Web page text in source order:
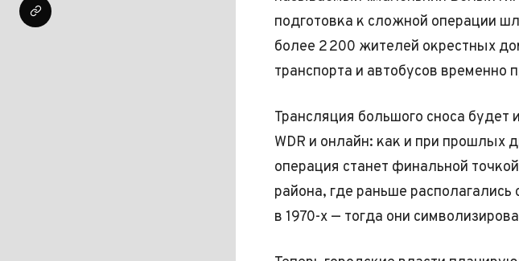
подготовка к сложной операции
более 2 200 жителей окрестных
транспорта и автобусов временно
Трансляция большого сноса
WDR и онлайн: как и при прошлых
операция станет финальной
района, где раньше
в 1970-х — тогда они